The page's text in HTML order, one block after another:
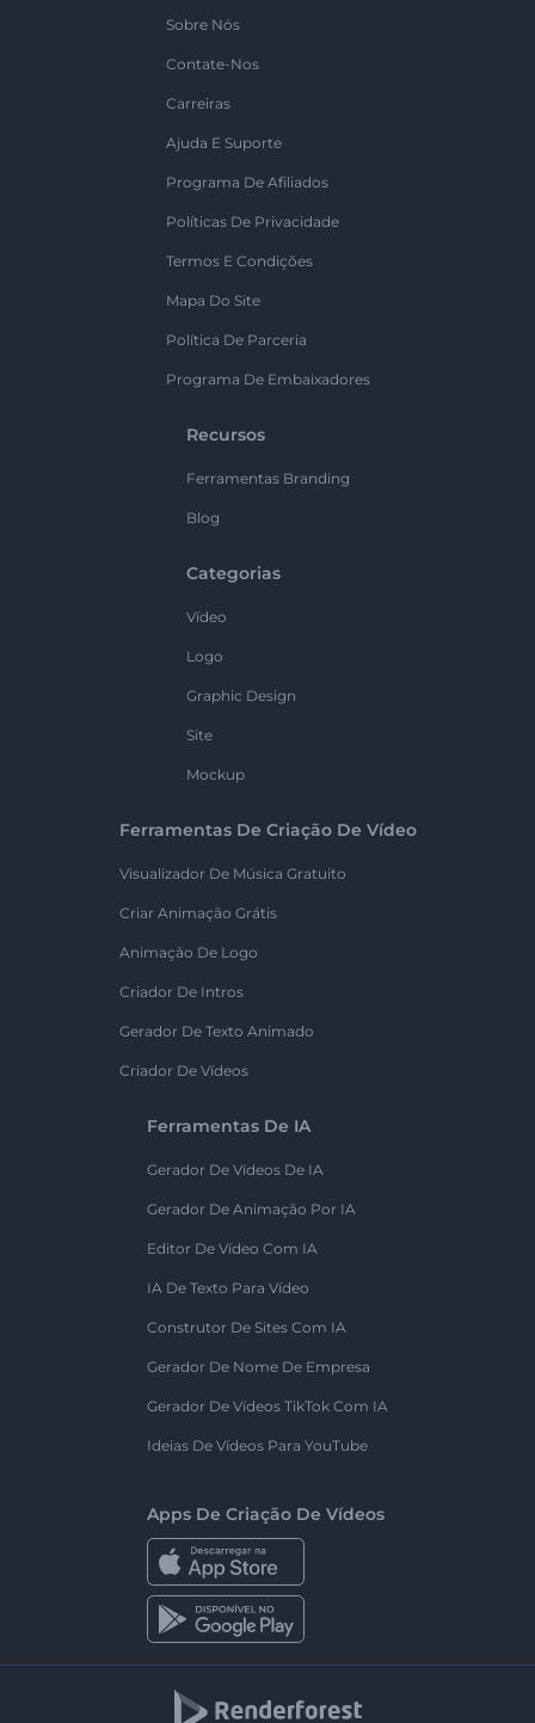
Sobre Nós
Contate-Nos
Carreiras
Ajuda E Suporte
Programa De Afiliados
Políticas De Privacidade
Termos E Condições
Mapa Do Site
Política De Parceria
Programa De Embaixadores
Recursos
Ferramentas Branding
Blog
Categorias
Vídeo
Logo
Graphic Design
Site
Mockup
Ferramentas De Criação De Vídeo
Visualizador De Música Gratuito
Criar Animação Grátis
Animação De Logo
Criador De Intros
Gerador De Texto Animado
Criador De Vídeos
Ferramentas De IA
Gerador De Vídeos De IA
Gerador De Animação Por IA
Editor De Vídeo Com IA
IA De Texto Para Vídeo
Construtor De Sites Com IA
Gerador De Nome De Empresa
Gerador De Vídeos TikTok Com IA
Ideias De Vídeos Para YouTube
Apps De Criação De Vídeos